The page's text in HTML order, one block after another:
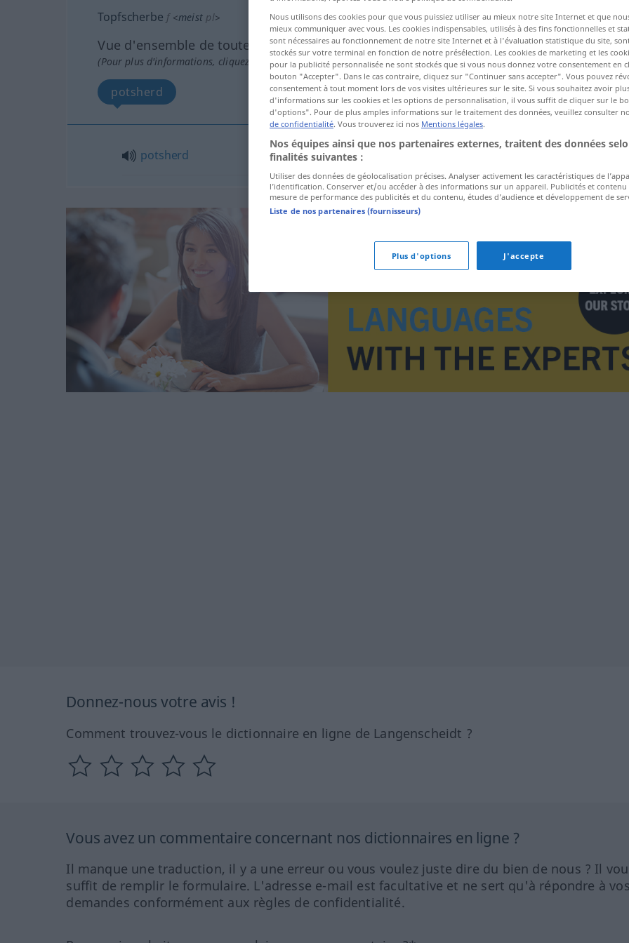
Topfscherbe f <meist pl>
Vue d'ensemble de toutes les traductions
(Pour plus d'informations, cliquez sur/touchez la traduction)
potsherd
potsherd
Donnez-nous votre avis !
Comment trouvez-vous le dictionnaire en ligne de Langenscheidt ?
Vous avez un commentaire concernant nos dictionnaires en ligne ?
Il manque une traduction, il y a une erreur ou vous voulez juste dire du bien de nous ? Il
suffit de remplir le formulaire. L'adresse e-mail est facultative et ne sert qu'à répondre à
demandes conformément aux règles de confidentialité.
Nous utilisons des cookies pour que vous puissiez utiliser au mieux notre site Internet et que
mieux communiquer avec vous. Les cookies indispensables, utilisés à des fins fonctionnelles et
sont nécessaires au fonctionnement de notre site Internet et à l'évaluation statistique du site,
stockés sur votre terminal en fonction de notre présélection. Les cookies de marketing et les
pour la publicité personnalisée ne sont stockés que si vous nous donnez votre consentement en
bouton "Accepter". Dans le cas contraire, cliquez sur "Continuer sans accepter". Vous pouvez
consentement à tout moment lors de vos visites ultérieures sur le site. Si vous souhaitez avoir
d'informations sur les cookies et les options de personnalisation, il vous suffit de cliquer sur le
d'options". Pour de plus amples informations sur le traitement des données, veuillez consulter
de confidentialité. Vous trouverez ici nos Mentions légales.
Nos équipes ainsi que nos partenaires externes, traitent des données
finalités suivantes :
Utiliser des données de géolocalisation précises. Analyser activement les caractéristiques de
l’identification. Conserver et/ou accéder à des informations sur un appareil. Publicités et contenu
mesure de performance des publicités et du contenu, études d’audience et développement de
Liste de nos partenaires (fournisseurs)
Plus d'options J'accepte